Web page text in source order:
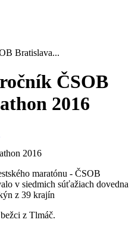
Bratislava...
ČSOB
2016
2016
maratónu - ČSOB
v siedmich súťažiach dovedna
z 39 krajín
z Tlmáč.